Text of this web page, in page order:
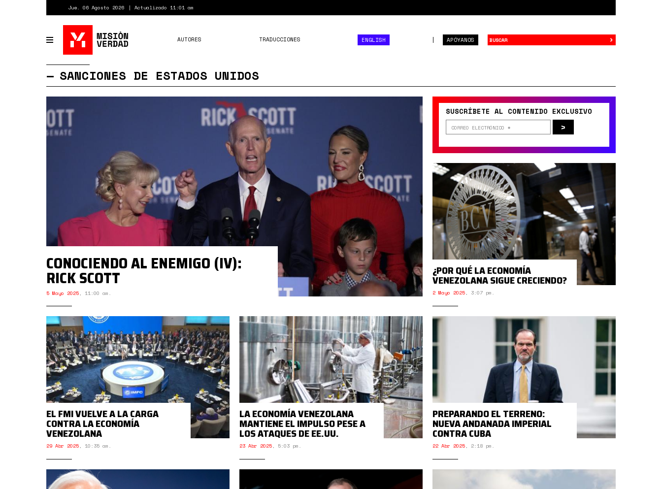
Jue. 06 Agosto 2026 Actualizado 11:01 am
Toggle
navigation
APÓYANOS
AUTORES TRADUCCIONES ENGLISH ›
SANCIONES DE ESTADOS UNIDOS
CONOCIENDO AL ENEMIGO (IV):
RICK SCOTT
5 Mayo 2025, 11:00 am.
SUSCRÍBETE AL CONTENIDO EXCLUSIVO
>
¿POR QUÉ LA ECONOMÍA
VENEZOLANA SIGUE CRECIENDO?
2 Mayo 2025, 3:07 pm.
EL FMI VUELVE A LA CARGA
CONTRA LA ECONOMÍA
VENEZOLANA
29 Abr 2025, 10:35 am.
LA ECONOMÍA VENEZOLANA
MANTIENE EL IMPULSO PESE A
LOS ATAQUES DE EE.UU.
23 Abr 2025, 5:03 pm.
PREPARANDO EL TERRENO:
NUEVA ANDANADA IMPERIAL
CONTRA CUBA
22 Abr 2025, 2:18 pm.